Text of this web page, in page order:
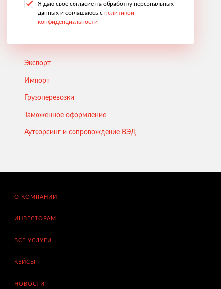
Я даю свое согласие на обработку персональных
данных и соглашаюсь с политикой
конфиденциальности
Экспорт
Импорт
Грузоперевозки
Таможенное оформление
Аутсорсинг и сопровождение ВЭД
О КОМПАНИИ
ИНВЕСТОРАМ
ВСЕ УСЛУГИ
КЕЙСЫ
НОВОСТИ